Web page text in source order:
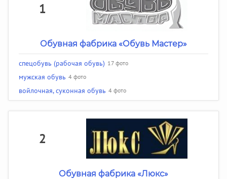
1
Обувная фабрика «Обувь Мастер»
спецобувь (рабочая обувь) 17 фото
мужская обувь 4 фото
войлочная, суконная обувь 4 фото
2
Обувная фабрика «Люкс»